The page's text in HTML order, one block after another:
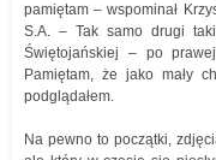
pamiętam – wspominał
S.A. – Tak samo drugi
Świętojańskiej – po
Pamiętam, że jako mały
podglądałem.
Na pewno to początki,